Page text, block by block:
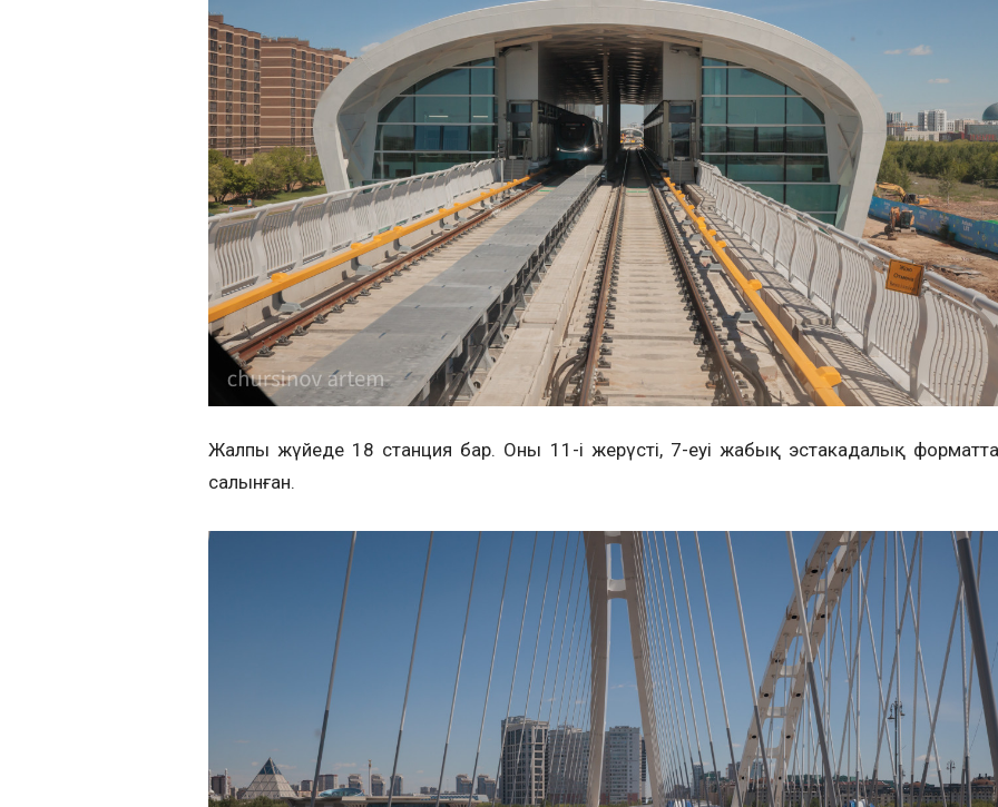
Жалпы жүйеде 18 станция бар. Оның 11-і жерүсті, 7-еуі жабық эстакадалық форматта
салынған.